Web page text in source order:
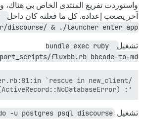
واستوردت تفريغ المنتدى الخاص بي هناك،
آخر يصعب إعداده. كل ما فعلته كان داخل shell
discourse/ & ./launcher enter app
تشغيل
bundle exec ruby
fluxbb.rb bbcode-to-md
': We could not find your database: discourse. Which can be found in the database configuration file located at config/database.yml. (ActiveRecord::NoDatabaseError)
تشغيل -u postgres psql discourse